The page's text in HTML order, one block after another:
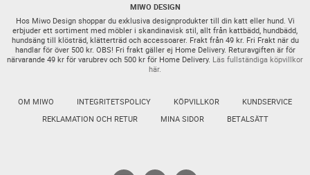
MIWO DESIGN
Hos Miwo Design shoppar du exklusiva designprodukter till din katt eller hund. Vi
erbjuder ett sortiment med möbler i skandinavisk stil, allt från kattbädd, hundbädd,
hundsäng till klösträd, klätterträd och accessoarer. Frakt från 49 kr. Fri Frakt när du
handlar för över 500 kr. OBS! Fri frakt gäller ej Home Delivery. Returavgiften är för
närvarande 49 kr för varubrev och 500 kr för Home Delivery. Läs fullständiga köpvillkor
här.
OM MIWO INTEGRITETSPOLICY KÖPVILLKOR
KUNDSERVICE
REKLAMATION OCH RETUR
MINA SIDOR BETALSÄTT